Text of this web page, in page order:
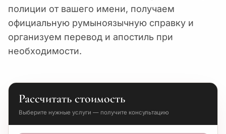
полиции от вашего имени, получаем
официальную румыноязычную справку и
организуем перевод и апостиль при
необходимости.
Рассчитать стоимость
Выберите нужные услуги — получите консультацию